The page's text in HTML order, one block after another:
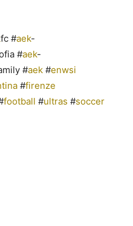
fc #aek-
#aek-
#aek #enwsi
#firenze
football ​ #ultras ​ #soccer